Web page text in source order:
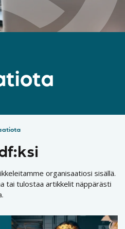
organisaatiosi sisällä.
tai tulostaa artikkelit näppärästi